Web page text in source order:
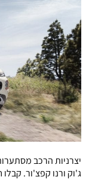
ג'וק ורנו קפצ'ור. קבלו